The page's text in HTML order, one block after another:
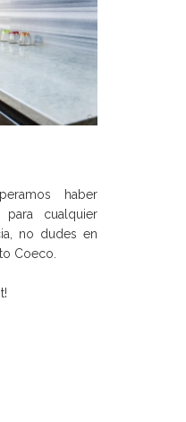
haber
cualquier
no dudes en
Coeco.